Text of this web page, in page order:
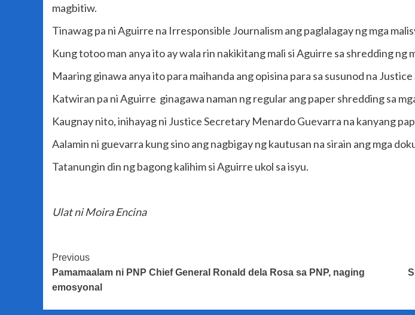
magbitiw.
Tinawag pa ni Aguirre na Irresponsible Journalism ang paglalagay ng mga
Kung totoo man anya ito ay wala rin nakikitang mali si Aguirre sa shredding
Maaring ginawa anya ito para maihanda ang opisina para sa susunod na
Katwiran pa ni Aguirre ginagawa naman ng regular ang paper shredding sa
Kaugnay nito, inihayag ni Justice Secretary Menardo Guevarra na kanyang
Aalamin ni guevarra kung sino ang nagbigay ng kautusan na sirain ang mga
Tatanungin din ng bagong kalihim si Aguirre ukol sa isyu.
Ulat ni Moira Encina
Post
Navigation
Previous
Pamamaalam ni PNP Chief General Ronald dela Rosa sa PNP, naging
emosyonal